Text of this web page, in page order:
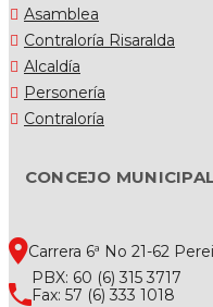
Asamblea
Contraloría Risaralda
Alcaldía
Personería
Contraloría
CONCEJO
Carrera 6ª No 21-62
PBX: 60 (6) 315 3717
Fax: 57 (6) 333 1018